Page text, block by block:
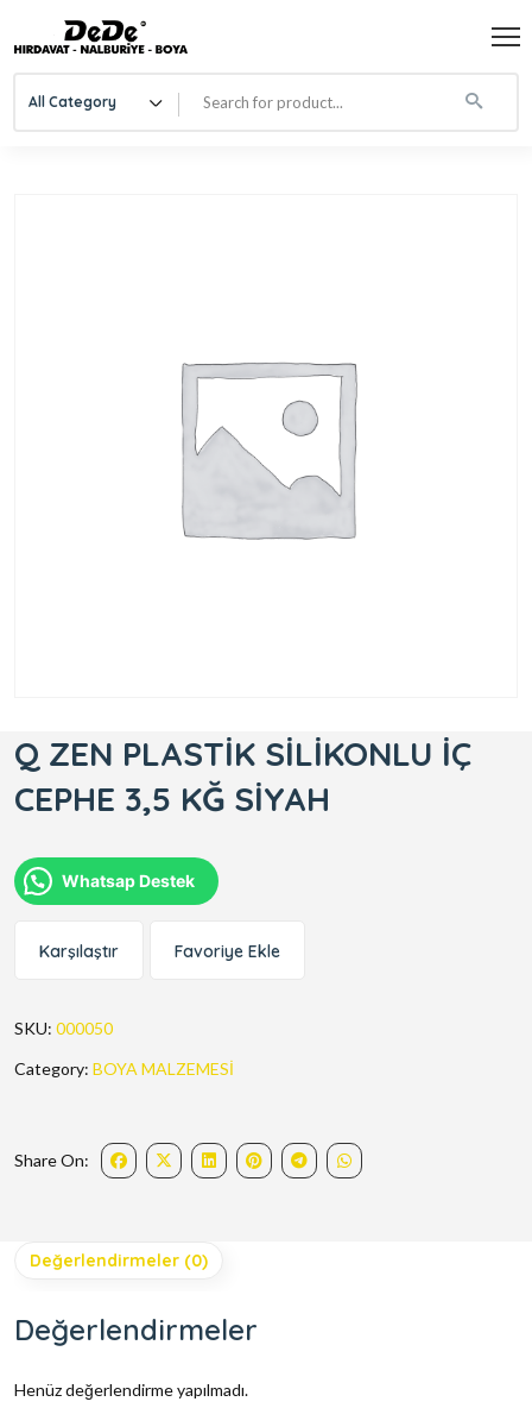
All Category
Q ZEN PLASTİK SİLİKONLU İÇ
CEPHE 3,5 KĞ SİYAH
Whatsap Destek
Karşılaştır Favoriye Ekle
SKU: 000050
Category: BOYA MALZEMESİ
Share On:
Değerlendirmeler (0)
Değerlendirmeler
Henüz değerlendirme yapılmadı.